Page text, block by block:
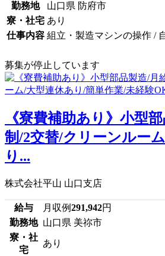
勤務地
山口県 防府市
寮・社宅 あり
仕事内容 組立・製造マシンの操作 /
募集が停止しています
《寮費補助あり》小型
制/2交替/クリーンルー
り...
株式会社平山 山口支店
給与 月収例291,942円
勤務地 山口県 美祢市
寮・社
宅
あり